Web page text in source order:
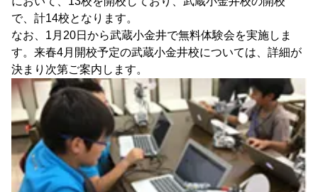
で、計14校となります。
なお、1月20日から武蔵小金井で無料体験会を実施しま
す。来春4月開校予定の武蔵小金井校については、詳細が
決まり次第ご案内します。